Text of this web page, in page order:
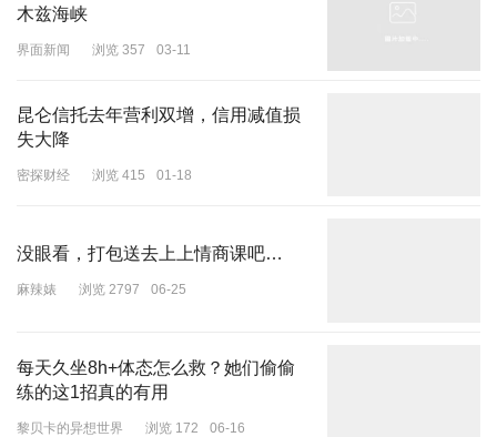
木兹海峡
界面新闻 浏览 357 03-11
昆仑信托去年营利双增，信用减值损
失大降
密探财经 浏览 415 01-18
没眼看，打包送去上上情商课吧…
麻辣婊 浏览 2797 06-25
每天久坐8h+体态怎么救？她们偷偷
练的这1招真的有用
黎贝卡的异想世界 浏览 172 06-16